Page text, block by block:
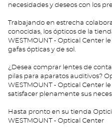
necesidades y deseos con los
Trabajando en estrecha
conocidas, los ópticos de la
WESTMOUNT - Optical Center
gafas ópticas y de sol.
¿Desea comprar lentes de
pilas para aparatos auditivos?
WESTMOUNT - Optical Center
satisfacer plenamente sus
Hasta pronto en su tienda
WESTMOUNT - Optical Center